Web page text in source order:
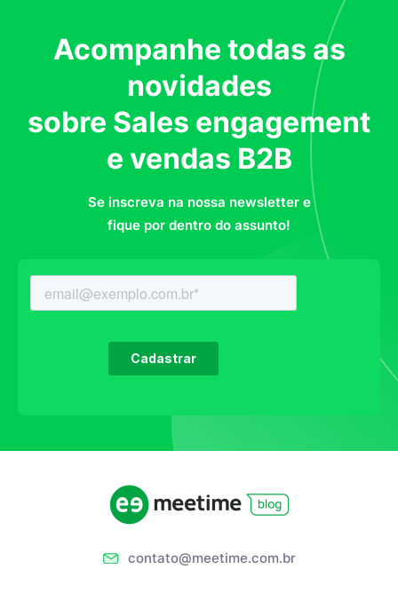
Acompanhe todas as
novidades
sobre Sales engagement
e vendas B2B
Se inscreva na nossa newsletter e
fique por dentro do assunto!
contato@meetime.com.br